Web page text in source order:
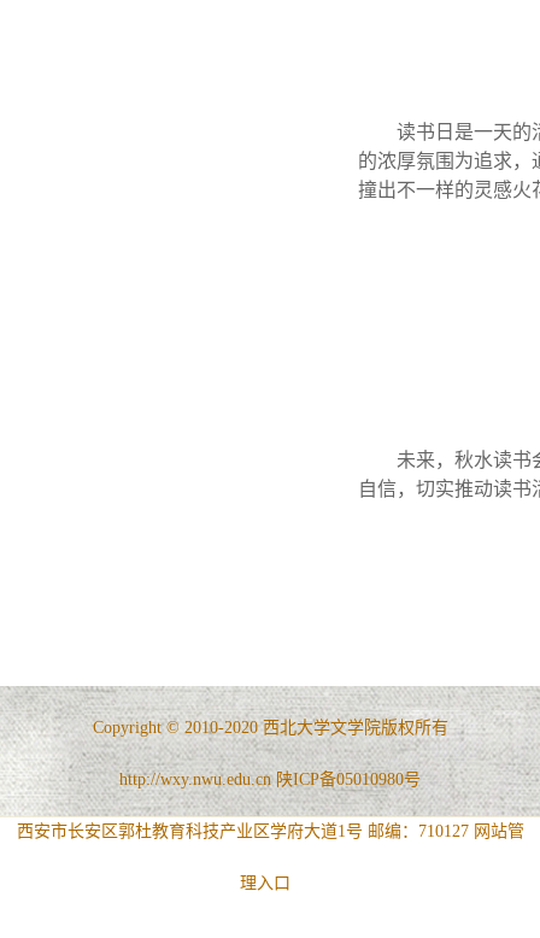
读书日是一天的
的浓厚氛围为追求，
撞出不一样的灵感火
未来，秋水读书
自信，切实推动读
Copyright © 2010-2020 西北大学文学院版权所有
http://wxy.nwu.edu.cn 陕ICP备05010980号
西安市长安区郭杜教育科技产业区学府大道1号 邮编：710127 网站管
理入口